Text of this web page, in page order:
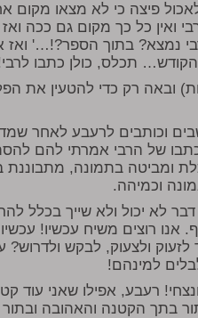
לאכול פיצה כי לא מצאו מקום
ואין כל כך מקום גם ככה ואז
נמצא? בתוך הספר?!…'
הקודש… תכלס, כולן כתבו
ובאה רק כדי להטעין את
וכותבים לרעבע לאחר
של הרבי אמרתי להם
ומביטה בתמונה,
וכמיהה.
לא יכול ולא שייך בכלל
אנו רוצים משיח עכשיו!
ולצעוק, לבקש
למינהם!
רעבע, אפילו שאני עוד
בתך הקטנה והאהובה